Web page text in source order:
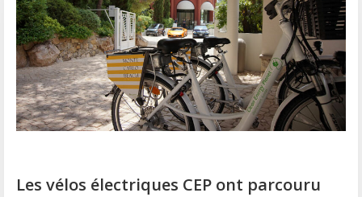
Les vélos électriques CEP ont parcouru